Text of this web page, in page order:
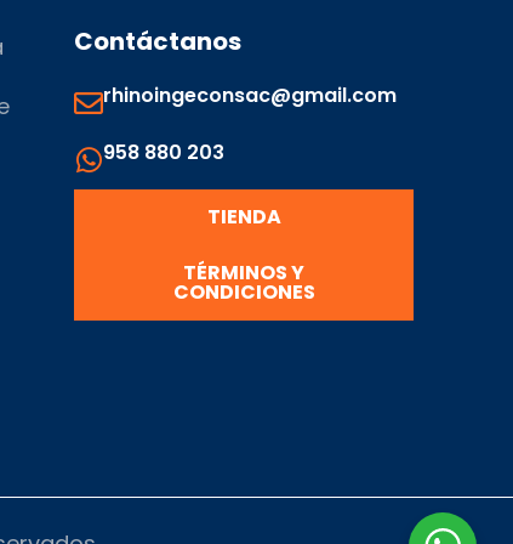
Contáctanos
rhinoingeconsac@gmail.com
958 880 203
TIENDA
TÉRMINOS Y
CONDICIONES